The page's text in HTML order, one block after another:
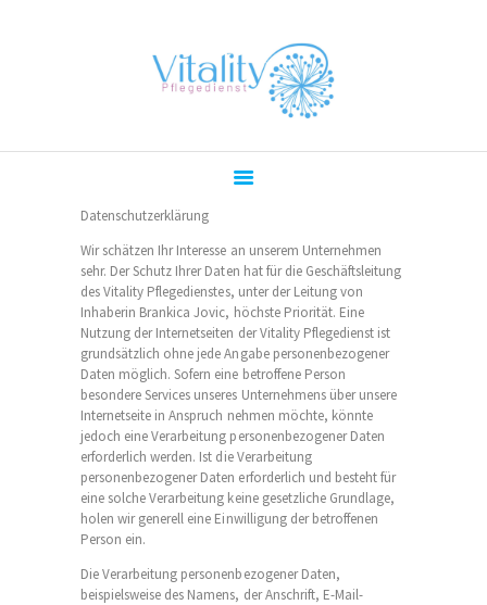
HOME
PFLEGELEITBILD
PFLEGELEISTUNGEN
BLOG
STELLENANGEBOTE
KONTAKT
Datenschutzerklärung
Wir schätzen Ihr Interesse an unserem Unternehmen
sehr. Der Schutz Ihrer Daten hat für die Geschäftsleitung
des Vitality Pflegedienstes, unter der Leitung von
Inhaberin Brankica Jovic, höchste Priorität. Eine
Nutzung der Internetseiten der Vitality Pflegedienst ist
grundsätzlich ohne jede Angabe personenbezogener
Daten möglich. Sofern eine betroffene Person
besondere Services unseres Unternehmens über unsere
Internetseite in Anspruch nehmen möchte, könnte
jedoch eine Verarbeitung personenbezogener Daten
erforderlich werden. Ist die Verarbeitung
personenbezogener Daten erforderlich und besteht für
eine solche Verarbeitung keine gesetzliche Grundlage,
holen wir generell eine Einwilligung der betroffenen
Person ein.
Die Verarbeitung personenbezogener Daten,
beispielsweise des Namens, der Anschrift, E-Mail-